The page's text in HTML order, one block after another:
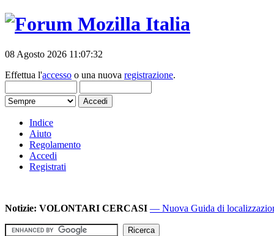
08 Agosto 2026 11:07:32
Effettua l'accesso o una nuova registrazione.
Indice
Aiuto
Regolamento
Accedi
Registrati
Notizie: VOLONTARI CERCASI — Nuova Guida di